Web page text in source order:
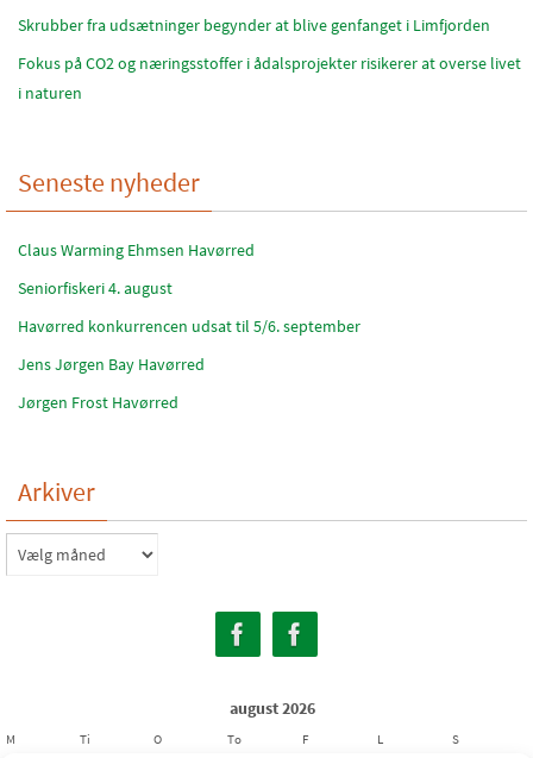
Skrubber fra udsætninger begynder at blive genfanget i Limfjorden
Fokus på CO2 og næringsstoffer i ådalsprojekter risikerer at overse livet
i naturen
Seneste nyheder
Claus Warming Ehmsen Havørred
Seniorfiskeri 4. august
Havørred konkurrencen udsat til 5/6. september
Jens Jørgen Bay Havørred
Jørgen Frost Havørred
Arkiver
Arkiver
august 2026
M Ti O To F L S